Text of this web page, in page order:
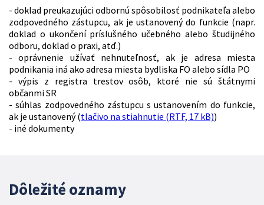
- doklad preukazujúci odbornú spôsobilosť podnikateľa alebo
zodpovedného zástupcu, ak je ustanovený do funkcie (napr.
doklad o ukončení príslušného učebného alebo študijného
odboru, doklad o praxi, atď.)
- oprávnenie užívať nehnuteľnosť, ak je adresa miesta
podnikania iná ako adresa miesta bydliska FO alebo sídla PO
- výpis z registra trestov osôb, ktoré nie sú štátnymi
občanmi SR
- súhlas zodpovedného zástupcu s ustanovením do funkcie,
ak je ustanovený (tlačivo na stiahnutie (RTF, 17 kB))
- iné dokumenty
Dôležité oznamy